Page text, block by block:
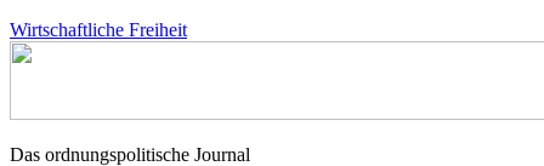
Zum
Inhalt
Wirtschaftliche Freiheit
Das ordnungspolitische Journal